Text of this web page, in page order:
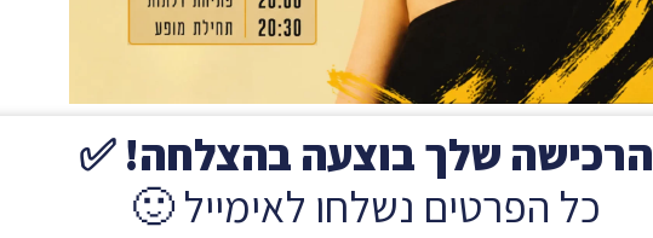
הרכישה שלך בוצעה בהצלחה! ✅
כל הפרטים נשלחו לאימייל 🙂